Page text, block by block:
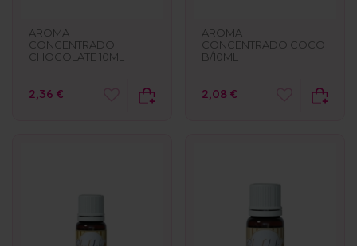
AROMA
CONCENTRADO
CHOCOLATE 10ML
2,36 €
AROMA
CONCENTRADO COCO
B/10ML
2,08 €